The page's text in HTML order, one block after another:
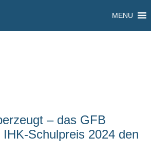
MENU
– das GFB
Schulpreis 2024 den